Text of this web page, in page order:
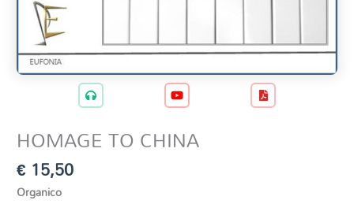
HOMAGE TO CHINA
€ 15,50
Organico